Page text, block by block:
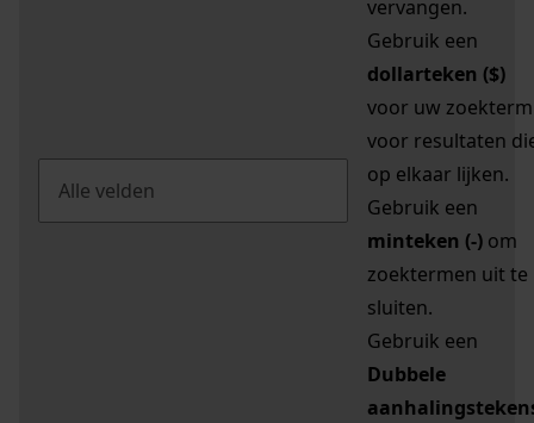
vervangen.
Gebruik een
dollarteken ($)
voor uw zoekterm
voor resultaten
op elkaar lijken.
Gebruik een
minteken (-) om
zoektermen uit te
sluiten.
Gebruik een
Dubbele